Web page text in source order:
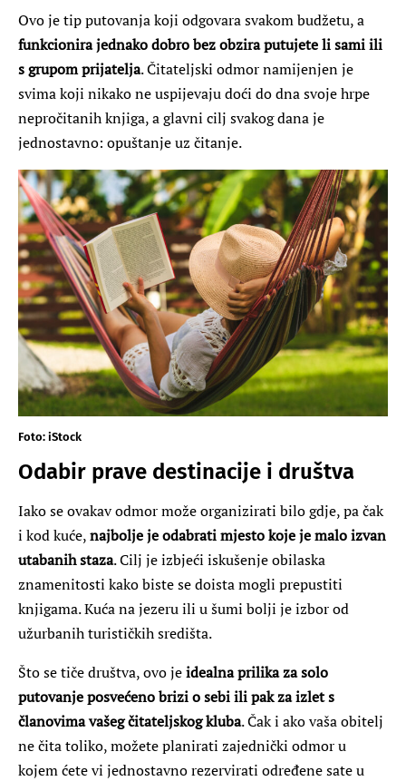
Ovo je tip putovanja koji odgovara svakom budžetu, a
funkcionira jednako dobro bez obzira putujete li sami ili
s grupom prijatelja. Čitateljski odmor namijenjen je
svima koji nikako ne uspijevaju doći do dna svoje hrpe
nepročitanih knjiga, a glavni cilj svakog dana je
jednostavno: opuštanje uz čitanje.
Foto: iStock
Odabir prave destinacije i društva
Iako se ovakav odmor može organizirati bilo gdje, pa čak
i kod kuće,najbolje je odabrati mjesto koje je malo izvan
utabanih staza. Cilj je izbjeći iskušenje obilaska
znamenitosti kako biste se doista mogli prepustiti
knjigama. Kuća na jezeru ili u šumi bolji je izbor od
užurbanih turističkih središta.
Što se tiče društva, ovo jeidealna prilika za solo
putovanje posvećeno brizi o sebi ili pak za izlet s
članovima vašeg čitateljskog kluba. Čak i ako vaša obitelj
ne čita toliko, možete planirati zajednički odmor u
kojem ćete vi jednostavno rezervirati određene sate u